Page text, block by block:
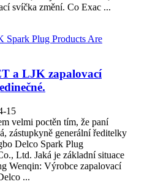
svíčka změní. Co Exac ...
a LJK zapalovací
15
velmi poctěn tím, že paní
zástupkyně generální ředitelky
Delco Spark Plug
Ltd. Jaká je základní situace
Wenqin: Výrobce zapalovací
...